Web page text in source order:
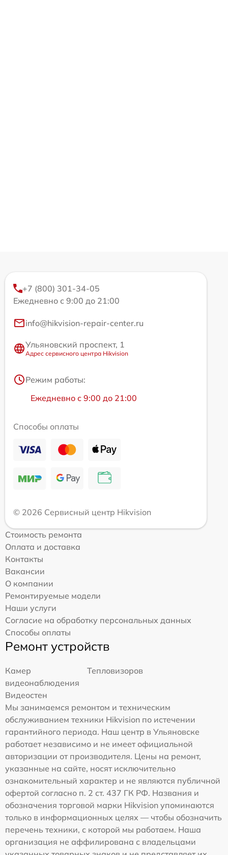
+7 (800) 301-34-05
Ежедневно с 9:00 до 21:00
info@hikvision-repair-center.ru
Ульяновский проспект, 1
Адрес сервисного центра Hikvision
Режим работы:
Ежедневно с 9:00 до 21:00
Способы оплаты
© 2026 Сервисный центр Hikvision
Стоимость ремонта
Оплата и доставка
Контакты
Вакансии
О компании
Ремонтируемые модели
Наши услуги
Согласие на обработку персональных данных
Способы оплаты
Ремонт устройств
Камер
видеонаблюдения
Тепловизоров
Видеостен
Мы занимаемся ремонтом и техническим
обслуживанием техники Hikvision по истечении
гарантийного периода. Наш центр в Ульяновске
работает независимо и не имеет официальной
авторизации от производителя. Цены на ремонт,
указанные на сайте, носят исключительно
ознакомительный характер и не являются публичной
офертой согласно п. 2 ст. 437 ГК РФ. Названия и
обозначения торговой марки Hikvision упоминаются
только в информационных целях — чтобы обозначить
перечень техники, с которой мы работаем. Наша
организация не аффилирована с владельцами